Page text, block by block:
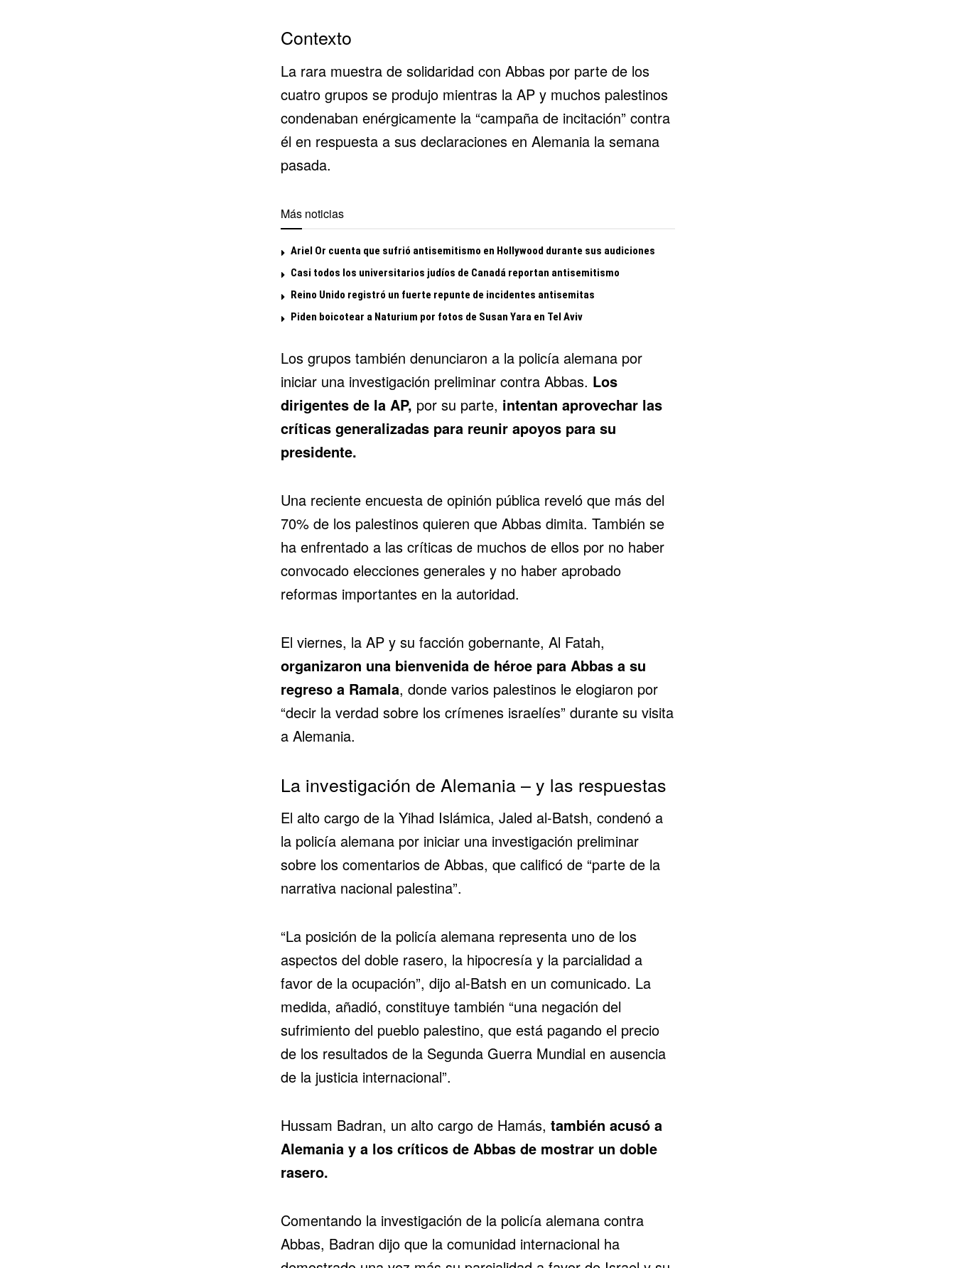
Contexto
La rara muestra de solidaridad con Abbas por parte de los
cuatro grupos se produjo mientras la AP y muchos palestinos
condenaban enérgicamente la “campaña de incitación” contra
él en respuesta a sus declaraciones en Alemania la semana
pasada.
Más noticias
Ariel Or cuenta que sufrió antisemitismo en Hollywood durante sus audiciones
Casi todos los universitarios judíos de Canadá reportan antisemitismo
Reino Unido registró un fuerte repunte de incidentes antisemitas
Piden boicotear a Naturium por fotos de Susan Yara en Tel Aviv
Los grupos también denunciaron a lapolicía alemanapor
iniciar una investigación preliminar contra Abbas. Los
dirigentes de la AP, por su parte, intentan aprovechar las
críticas generalizadas para reunir apoyos para su
presidente.
Una reciente encuesta de opinión pública reveló que más del
70% de los palestinos quieren que Abbas dimita. También se
ha enfrentado a las críticas de muchos de ellos por no haber
convocado elecciones generales y no haber aprobado
reformas importantes en la autoridad.
El viernes, la AP y su facción gobernante, Al Fatah,
organizaron una bienvenida de héroe para Abbas a su
regreso a Ramala, donde varios palestinos le elogiaron por
“decir la verdad sobre los crímenes israelíes” durante su visita
a Alemania.
La investigación de Alemania – y las respuestas
El alto cargo de la Yihad Islámica, Jaled al-Batsh, condenó a
la policía alemana por iniciar una investigación preliminar
sobre los comentarios de Abbas, que calificó de “parte de la
narrativa nacional palestina”.
“La posición de la policía alemana representa uno de los
aspectos del doble rasero, la hipocresía y la parcialidad a
favor de la ocupación”, dijo al-Batsh en un comunicado. La
medida, añadió, constituye también “una negación del
sufrimiento del pueblo palestino, que está pagando el precio
de los resultados de la Segunda Guerra Mundial en ausencia
de la justicia internacional”.
Hussam Badran, un alto cargo de Hamás, también acusó a
Alemania y a los críticos de Abbas de mostrar un doble
rasero.
Comentando la investigación de la policía alemana contra
Abbas, Badran dijo que la comunidad internacional ha